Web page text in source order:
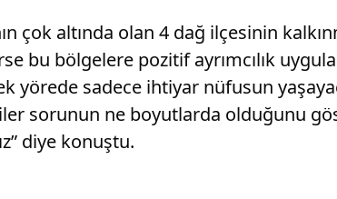
çok altında olan 4 dağ ilçesinin
bu bölgelere pozitif ayrımcılık
yörede sadece ihtiyar nüfusun
sorunun ne boyutlarda olduğunu
diye konuştu.